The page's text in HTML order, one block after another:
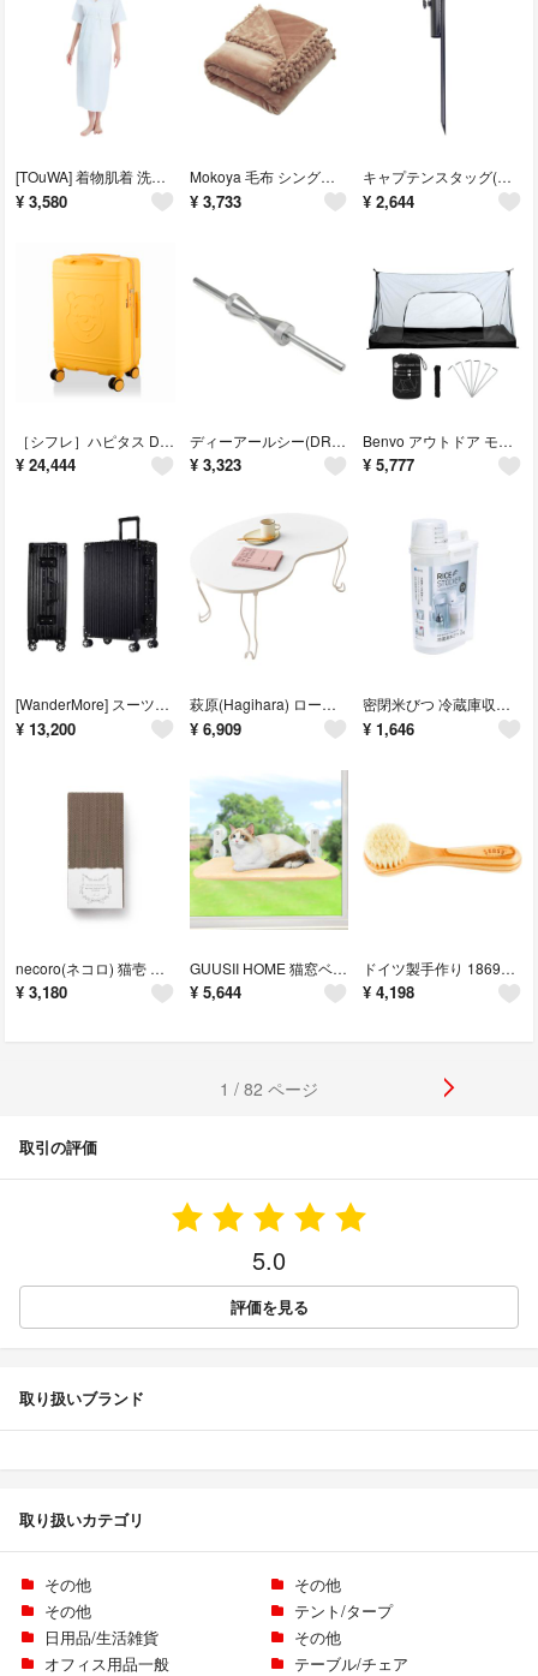
[TOuWA] 着物肌着 洗える 浴衣 和装下着 肌襦袢 ワンピース 着物スリッ
¥ 3,580
Mokoya 毛布 シングル 可愛い ブランケット 130x160cm 膝掛け
¥ 3,733
キャプテンスタッグ(CAPTAIN STAG) ペグ ポールスタンド パラソルス
¥ 2,644
［シフレ］ハピタス DISNEY ディズニー スーツケース 国内 1年間 シフレ
¥ 24,444
ディーアールシー(DRC) ジャイロスタンド オプション 10mm シャフトセッ
¥ 3,323
Benvo アウトドア モスキートネット 超軽量 夜釣り 携帯式 テント 蚊帳
¥ 5,777
[WanderMore] スーツケース キャリーケース キャリーバッグ 機内持ち
¥ 13,200
萩原(Hagihara) ローテーブル 折りたたみ ビーンズテーブル 韓国 イン
¥ 6,909
密閉米びつ 冷蔵庫収納 鮮度維持2㎏ 白 しっかり密閉 タテヨコ収納(パッキン付
¥ 1,646
necoro(ネコロ) 猫壱 バリバリパッドレギュラー 交換用つめとぎ2個パッ
¥ 3,180
GUUSII HOME 猫窓ベッド ねこベッド 猫ハンモック 折畳み式猫ハンモッ
¥ 5,644
ドイツ製手作り 1869年から 洗顔ブラシ – 天然素材の顔用ブラシ、角質を除去
¥ 4,198
1 / 82 ページ
取引の評価
5.0
評価を見る
取り扱いブランド
取り扱いカテゴリ
その他
その他
その他
テント/タープ
日用品/生活雑貨
その他
オフィス用品一般
テーブル/チェア